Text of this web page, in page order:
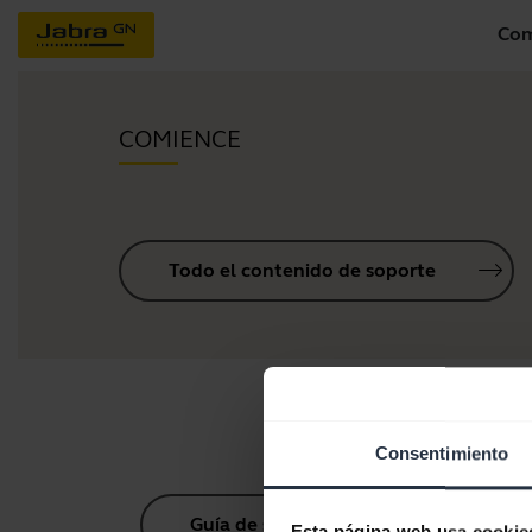
Consentimiento
COMIENCE
Todo el contenido de soporte
Guía de sincronización Bluetooth